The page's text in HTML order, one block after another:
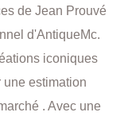
de Jean Prouvé
d'AntiqueMc.
iconiques
estimation
. Avec une